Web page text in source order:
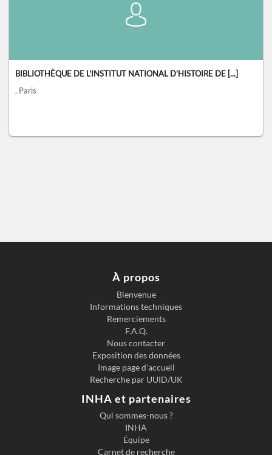
BIBLIOTHÈQUE DE L'INSTITUT NATIONAL D'HISTOIRE DE [...]
, Paris
À propos
Bienvenue
Informations techniques
Remerciements
F.A.Q.
Nous contacter
Exposition des données
Image page d'accueil
Recherche par UUID/UK
INHA et partenaires
Qui sommes-nous ?
INHA
Équipe
Carnet de recherche